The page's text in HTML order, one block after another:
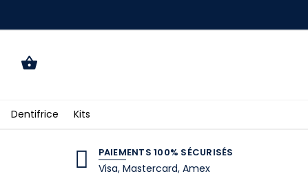
Dentifrice Kits
PAIEMENTS 100% SÉCURISÉS
Visa, Mastercard, Amex